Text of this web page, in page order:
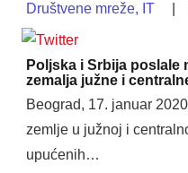
Društvene mreže, IT
Poljska i Srbija poslale
zemalja južne i
Beograd, 17. januar
zemlje u južnoj i
upućenih…